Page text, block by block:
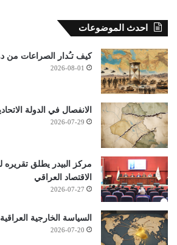
احدث الموضوعات
كيف تـُدار الصراعات من
2026-08-01
الانفصال في الدولة
2026-07-29
الاقتصاد العراقي
2026-07-27
السياسة الخارجية العراقية
2026-07-20